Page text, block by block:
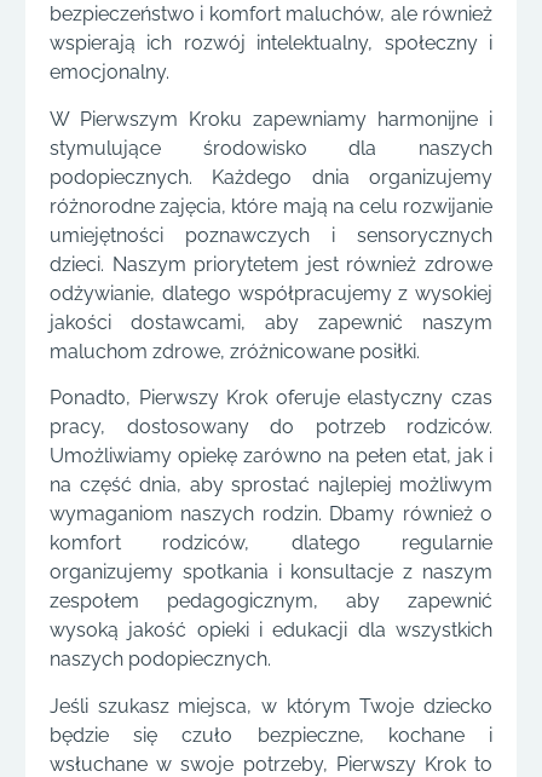
bezpieczeństwo i komfort maluchów, ale również
wspierają ich rozwój intelektualny, społeczny i
emocjonalny.
W Pierwszym Kroku zapewniamy harmonijne i
stymulujące środowisko dla naszych
podopiecznych. Każdego dnia organizujemy
różnorodne zajęcia, które mają na celu rozwijanie
umiejętności poznawczych i sensorycznych
dzieci. Naszym priorytetem jest również zdrowe
odżywianie, dlatego współpracujemy z wysokiej
jakości dostawcami, aby zapewnić naszym
maluchom zdrowe, zróżnicowane posiłki.
Ponadto, Pierwszy Krok oferuje elastyczny czas
pracy, dostosowany do potrzeb rodziców.
Umożliwiamy opiekę zarówno na pełen etat, jak i
na część dnia, aby sprostać najlepiej możliwym
wymaganiom naszych rodzin. Dbamy również o
komfort rodziców, dlatego regularnie
organizujemy spotkania i konsultacje z naszym
zespołem pedagogicznym, aby zapewnić
wysoką jakość opieki i edukacji dla wszystkich
naszych podopiecznych.
Jeśli szukasz miejsca, w którym Twoje dziecko
będzie się czuło bezpieczne, kochane i
wsłuchane w swoje potrzeby, Pierwszy Krok to